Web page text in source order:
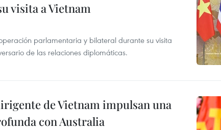
visita a Vietnam
parlamentaria y bilateral durante su visita
de las relaciones diplomáticas.
de Vietnam impulsan una
con Australia